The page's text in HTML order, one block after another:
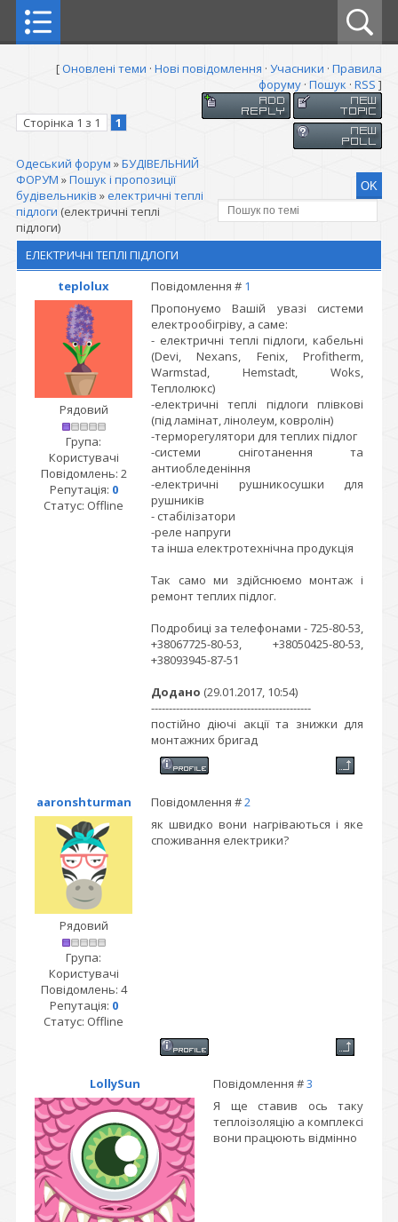
[Оновлені теми · Нові повідомлення · Учасники · Правила
форуму · Пошук · RSS ]
Сторінка 1 з 1 1
Одеський форум »БУДІВЕЛЬНИЙ
ФОРУМ »Пошук і пропозиції
будівельників »електричні теплі
підлоги (електричні теплі
підлоги)
ЕЛЕКТРИЧНІ ТЕПЛІ ПІДЛОГИ
teplolux
Повідомлення # 1
Рядовий
Група:
Користувачі
Повідомлень: 2
Репутація: 0
Статус: Offline
Пропонуємо Вашій увазі системи
електрообігріву, а саме:
- електричні теплі підлоги, кабельні
(Devi, Nexans, Fenix, Profitherm,
Warmstad, Hemstadt, Woks,
Теплолюкс)
-електричні теплі підлоги плівкові
(під ламінат, лінолеум, ковролін)
-терморегулятори для теплих підлог
-системи сніготанення та
антиобледеніння
-електричні рушникосушки для
рушників
- стабілізатори
-реле напруги
та інша електротехнічна продукція
Так само ми здійснюємо монтаж і
ремонт теплих підлог.
Подробиці за телефонами - 725-80-53,
+38067725-80-53, +38050425-80-53,
+38093945-87-51
Додано (29.01.2017, 10:54)
---------------------------------------------
постійно діючі акції та знижки для
монтажних бригад
aaronshturman Повідомлення #2
Рядовий
Група:
Користувачі
Повідомлень: 4
Репутація: 0
Статус: Offline
як швидко вони нагріваються і яке
споживання електрики?
LollySun Повідомлення #3
Я ще ставив ось таку
теплоізоляцію а комплексі
вони працюють відмінно